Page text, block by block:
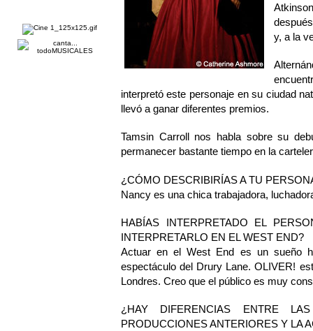
y, a la
interpretó este personaje en su ciudad
llevó a ganar diferentes premios.
Tamsin Carroll nos habla sobre su
permanecer bastante tiempo en la
¿CÓMO DESCRIBIRÍAS A TU
Nancy es una chica trabajadora,
HABÍAS INTERPRETADO EL
INTERPRETARLO EN EL WEST END?
Actuar en el West End es un sueño
espectáculo del Drury Lane. OLIVER!
Londres. Creo que el público es muy
¿HAY DIFERENCIAS ENTRE
PRODUCCIONES ANTERIORES Y LA